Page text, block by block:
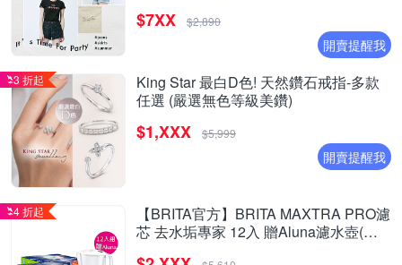
$7XX $2,890
開賣提醒我
3 折起
King Star 最白D色! 天然鑽石戒指-多款
任選 (嚴選無色等級美鑽)
$1,XXX $5,999
開賣提醒我
4 折起
【BRITA官方】BRITA MAXTRA PRO濾
芯 去水垢專家 12入 贈Aluna濾水壺(含1